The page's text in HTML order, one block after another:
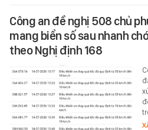
Công an đề nghị 508 chủ
mang biển số sau nhanh
theo Nghị định 168